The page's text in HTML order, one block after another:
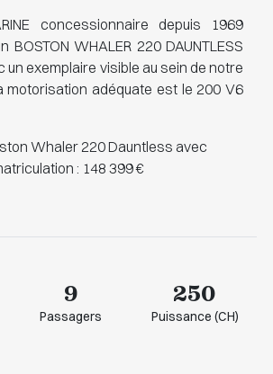
concessionnaire depuis 1969
BOSTON WHALER 220 DAUNTLESS
un exemplaire visible au sein de notre
motorisation adéquate est le 200 V6
Whaler 220 Dauntless avec
: 148 399 €
9
Passagers
250
Puissance (CH)